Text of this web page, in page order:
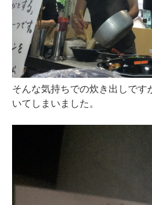
そんな気持ちでの炊き出しで
いてしまいました。